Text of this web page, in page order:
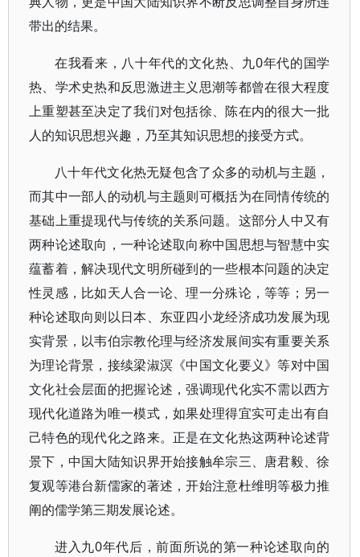
带出的结果。
在我看来，八十年代的文化热、九0年代的国学
热、学术史热和反思激进主义思潮等都曾在很大程度
上重塑甚至决定了我们对包括徐、陈在内的很大一批
人的知识思想兴趣，乃至其知识思想的接受方式。
八十年代文化热无疑包含了众多的动机与主题，
而其中一部人的动机与主题则可概括为在同情传统的
基础上重提现代与传统的关系问题。这部分人中又有
两种论述取向，一种论述取向称中国思想与智慧中实
蕴蓄着，解决现代文明所碰到的一些根本问题的决定
性灵感，比如天人合一论、理一分殊论，等等；另一
种论述取向则以日本、东亚四小龙经济成功发展为现
实背景，以韦伯宗教伦理与经济发展间实有重要关系
为理论背景，接续梁淑溟《中国文化要义》等对中国
文化社会层面的把握论述，强调现代化实不需以西方
现代化道路为唯一模式，如果处理得宜实可走出有自
己特色的现代化之路来。正是在文化热这两种论述背
景下，中国大陆知识界开始接触牟宗三、唐君毅、徐
复观等港台新儒家的著述，开始注意杜维明等极力推
阐的儒学第三期发展论述。
进入九0年代后，前面所说的第一种论述取向的